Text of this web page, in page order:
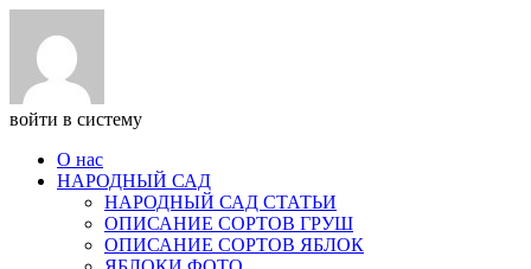
войти в систему
О нас
НАРОДНЫЙ САД
НАРОДНЫЙ САД СТАТЬИ
ОПИСАНИЕ СОРТОВ ГРУШ
ОПИСАНИЕ СОРТОВ ЯБЛОК